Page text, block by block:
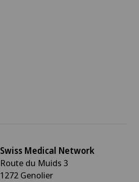
Swiss Medical Network
Route du Muids 3
1272 Genolier